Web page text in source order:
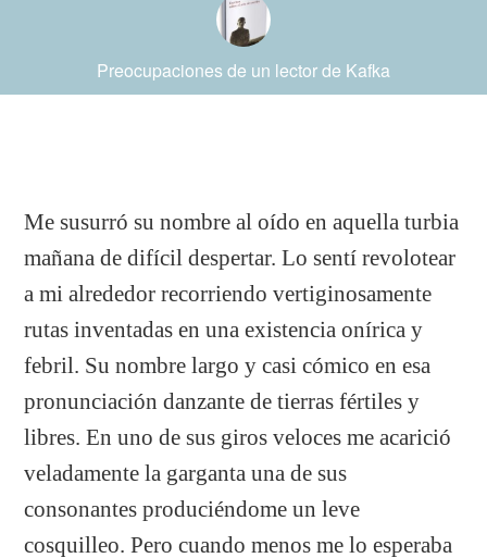
Preocupaciones de un lector de Kafka
Me susurró su nombre al oído en aquella turbia
mañana de difícil despertar. Lo sentí revolotear
a mi alrededor recorriendo vertiginosamente
rutas inventadas en una existencia onírica y
febril. Su nombre largo y casi cómico en esa
pronunciación danzante de tierras fértiles y
libres. En uno de sus giros veloces me acarició
veladamente la garganta una de sus
consonantes produciéndome un leve
cosquilleo. Pero cuando menos me lo esperaba